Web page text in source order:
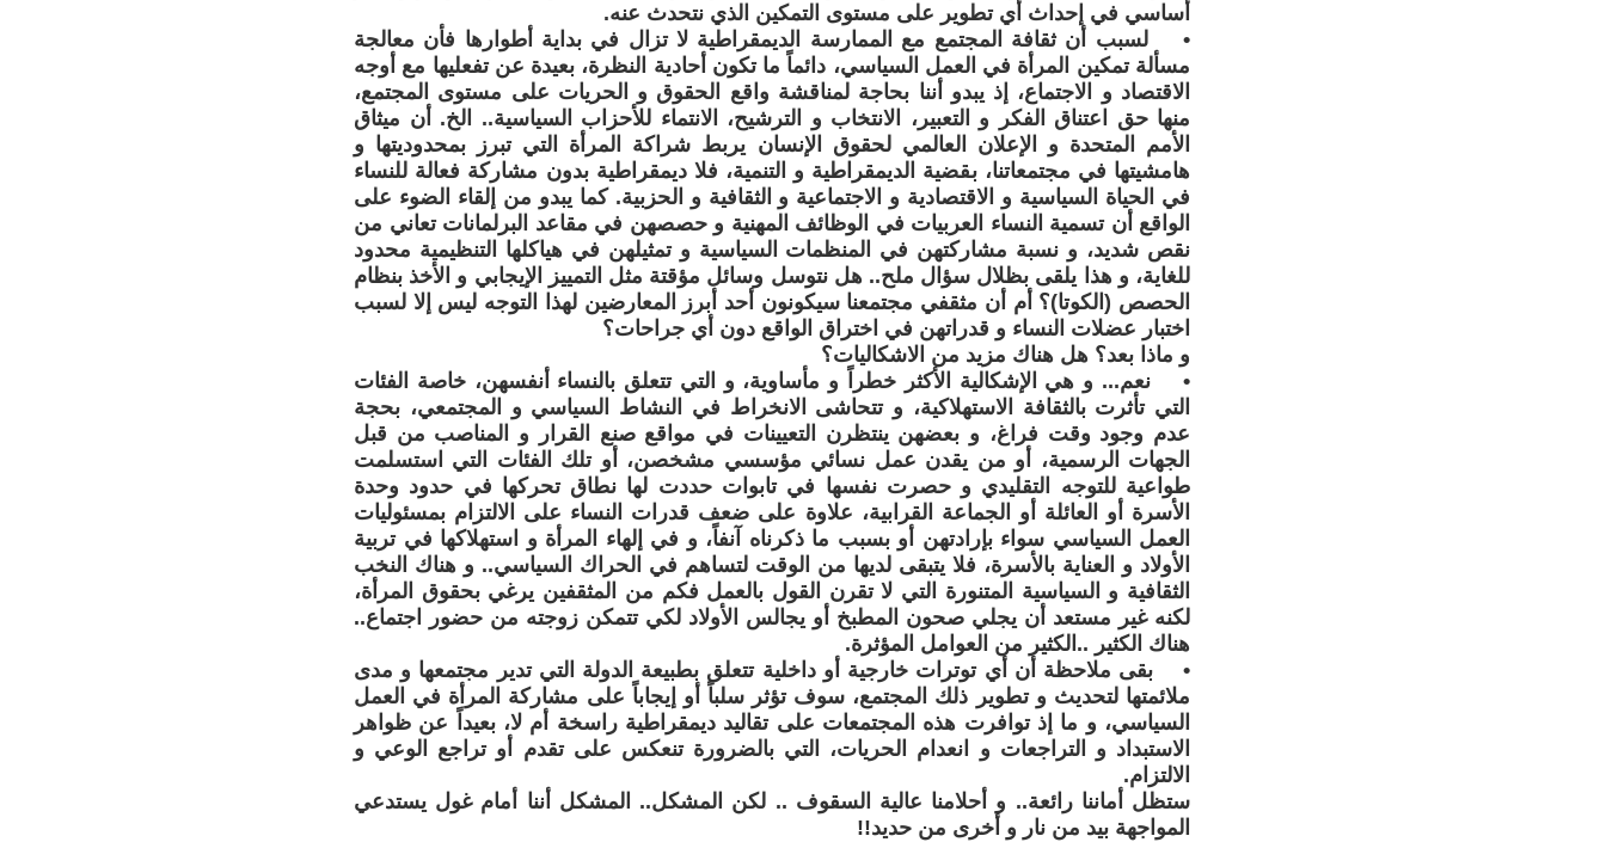
أساسي في إحداث أي تطوير على مستوى التمكين الذي نتحدث عنه.
• لسبب أن ثقافة المجتمع مع الممارسة الديمقراطية لا تزال في بداية أطوارها فأن معالجة
مسألة تمكين المرأة في العمل السياسي، دائماً ما تكون أحادية النظرة، بعيدة عن تفعليها مع أوجه
الاقتصاد و الاجتماع، إذ يبدو أننا بحاجة لمناقشة واقع الحقوق و الحريات على مستوى المجتمع،
منها حق اعتناق الفكر و التعبير، الانتخاب و الترشيح، الانتماء للأحزاب السياسية.. الخ. أن ميثاق
الأمم المتحدة و الإعلان العالمي لحقوق الإنسان يربط شراكة المرأة التي تبرز بمحدوديتها و
هامشيتها في مجتمعاتنا، بقضية الديمقراطية و التنمية، فلا ديمقراطية بدون مشاركة فعالة للنساء
في الحياة السياسية و الاقتصادية و الاجتماعية و الثقافية و الحزبية. كما يبدو من إلقاء الضوء على
الواقع أن تسمية النساء العربيات في الوظائف المهنية و حصصهن في مقاعد البرلمانات تعاني من
نقص شديد، و نسبة مشاركتهن في المنظمات السياسية و تمثيلهن في هياكلها التنظيمية محدود
للغاية، و هذا يلقى بظلال سؤال ملح.. هل نتوسل وسائل مؤقتة مثل التمييز الإيجابي و الأخذ بنظام
الحصص (الكوتا)؟ أم أن مثقفي مجتمعنا سيكونون أحد أبرز المعارضين لهذا التوجه ليس إلا لسبب
اختبار عضلات النساء و قدراتهن في اختراق الواقع دون أي جراحات؟
و ماذا بعد؟ هل هناك مزيد من الاشكاليات؟
• نعم... و هي الإشكالية الأكثر خطراً و مأساوية، و التي تتعلق بالنساء أنفسهن، خاصة الفئات
التي تأثرت بالثقافة الاستهلاكية، و تتحاشى الانخراط في النشاط السياسي و المجتمعي، بحجة
عدم وجود وقت فراغ، و بعضهن ينتظرن التعيينات في مواقع صنع القرار و المناصب من قبل
الجهات الرسمية، أو من يقدن عمل نسائي مؤسسي مشخصن، أو تلك الفئات التي استسلمت
طواعية للتوجه التقليدي و حصرت نفسها في تابوات حددت لها نطاق تحركها في حدود وحدة
الأسرة أو العائلة أو الجماعة القرابية، علاوة على ضعف قدرات النساء على الالتزام بمسئوليات
العمل السياسي سواء بإرادتهن أو بسبب ما ذكرناه آنفاً، و في إلهاء المرأة و استهلاكها في تربية
الأولاد و العناية بالأسرة، فلا يتبقى لديها من الوقت لتساهم في الحراك السياسي.. و هناك النخب
الثقافية و السياسية المتنورة التي لا تقرن القول بالعمل فكم من المثقفين يرغي بحقوق المرأة،
لكنه غير مستعد أن يجلي صحون المطبخ أو يجالس الأولاد لكي تتمكن زوجته من حضور اجتماع..
هناك الكثير ..الكثير من العوامل المؤثرة.
• بقى ملاحظة أن أي توترات خارجية أو داخلية تتعلق بطبيعة الدولة التي تدير مجتمعها و مدى
ملائمتها لتحديث و تطوير ذلك المجتمع، سوف تؤثر سلباً أو إيجاباً على مشاركة المرأة في العمل
السياسي، و ما إذ توافرت هذه المجتمعات على تقاليد ديمقراطية راسخة أم لا، بعيداً عن ظواهر
الاستبداد و التراجعات و انعدام الحريات، التي بالضرورة تنعكس على تقدم أو تراجع الوعي و
الالتزام.
ستظل أماننا رائعة.. و أحلامنا عالية السقوف .. لكن المشكل.. المشكل أننا أمام غول يستدعي
المواجهة بيد من نار و أخرى من حديد!!